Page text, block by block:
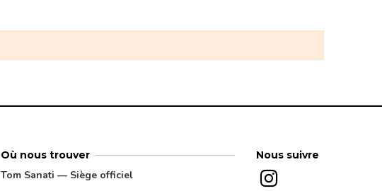
Où nous trouver
Tom Sanati — Siège officiel
Nous suivre